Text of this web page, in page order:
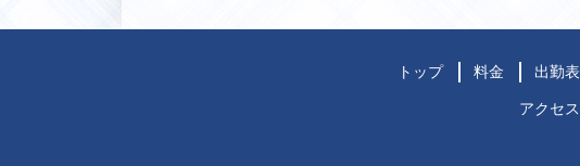
トップ 料金 出勤表
アクセス